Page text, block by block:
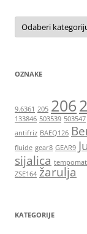
Kategorije
OZNAKE
9.6361 205 206
133846 503539 503547
antifriz BAEQ126
fluide gear8 GEAR9
sijalica tempomat
ZSE164 žarulja
KATEGORIJE